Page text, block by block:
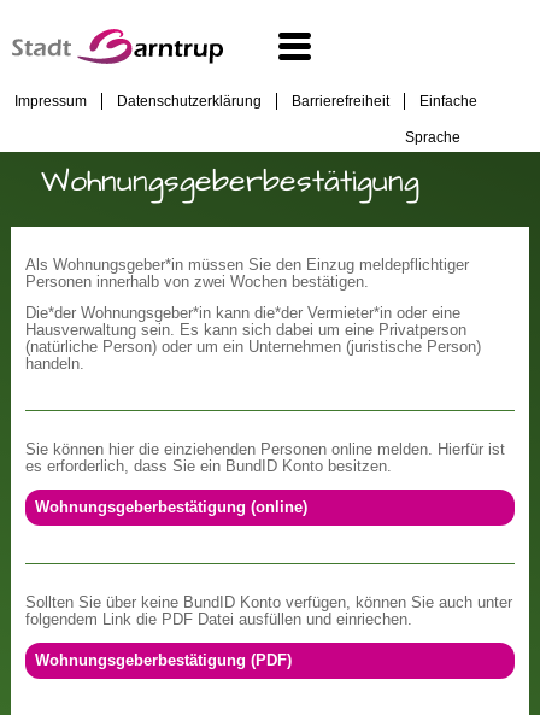
Impressum Datenschutzerklärung Barrierefreiheit Einfache
Sprache
Wohnungsgeberbestätigung
Als Wohnungsgeber*in müssen Sie den Einzug meldepflichtiger
Personen innerhalb von zwei Wochen bestätigen.
Die*der Wohnungsgeber*in kann die*der Vermieter*in oder eine
Hausverwaltung sein. Es kann sich dabei um eine Privatperson
(natürliche Person) oder um ein Unternehmen (juristische Person)
handeln.
Sie können hier die einziehenden Personen online melden. Hierfür ist
es erforderlich, dass Sie ein BundID Konto besitzen.
Wohnungsgeberbestätigung (online)
Sollten Sie über keine BundID Konto verfügen, können Sie auch unter
folgendem Link die PDF Datei ausfüllen und einriechen.
Wohnungsgeberbestätigung (PDF)